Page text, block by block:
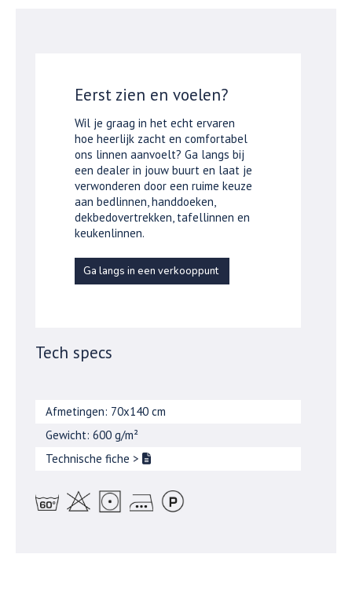
Eerst zien en voelen?
Wil je graag in het echt ervaren
hoe heerlijk zacht en comfortabel
ons linnen aanvoelt? Ga langs bij
een dealer in jouw buurt en laat je
verwonderen door een ruime keuze
aan bedlinnen, handdoeken,
dekbedovertrekken, tafellinnen en
keukenlinnen.
Ga langs in een verkooppunt
Tech specs
Afmetingen: 70x140 cm
Gewicht: 600 g/m²
Technische fiche >